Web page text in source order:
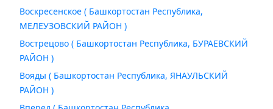
Воскресенское ( Башкортостан Республика,
МЕЛЕУЗОВСКИЙ РАЙОН )
Вострецово ( Башкортостан Республика, БУРАЕВСКИЙ
РАЙОН )
Вояды ( Башкортостан Республика, ЯНАУЛЬСКИЙ
РАЙОН )